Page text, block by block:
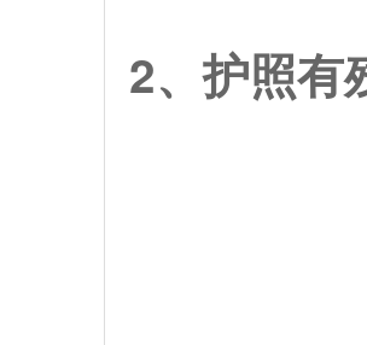
2、护照有